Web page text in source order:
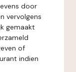
door
vervolgens
gemaakt
of
indien